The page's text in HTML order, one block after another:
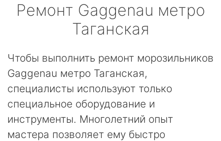
Ремонт Gaggenau метро
Таганская
Чтобы выполнить ремонт морозильников
Gaggenau метро Таганская,
специалисты используют только
специальное оборудование и
инструменты. Многолетний опыт
мастера позволяет ему быстро